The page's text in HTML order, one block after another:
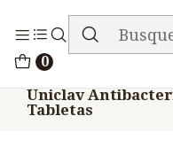
0
ENVIO
Inicio
Uniclav
Tabletas